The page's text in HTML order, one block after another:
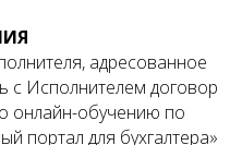
адресованное
с Исполнителем договор
онлайн-обучению по
портал для бухгалтера»